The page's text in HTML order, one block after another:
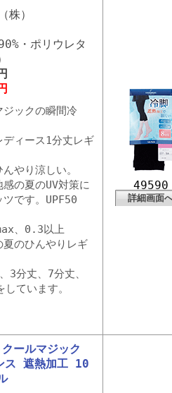
株）
・ポリウレタ
ジックの瞬間冷
ィース1分丈レギ
やり涼しい。
の夏のUV対策に
です。UPF50
、0.3以上
夏のひんやりレギ
3分丈、7分丈、
ています。
49590
詳細画面
ールマジック
ス 遮熱加工 10